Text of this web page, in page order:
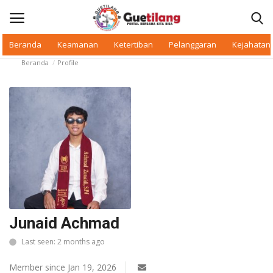
Beranda Keamanan Ketertiban Pelanggaran Kejahatan
Makan Bergizi
Warkop Digital
Pelanggaran
Ketertiban
Beranda Profile
Junaid Achmad
Last seen: 2 months ago
Member since Jan 19, 2026